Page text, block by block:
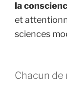
la
et
sciences
Chacun de